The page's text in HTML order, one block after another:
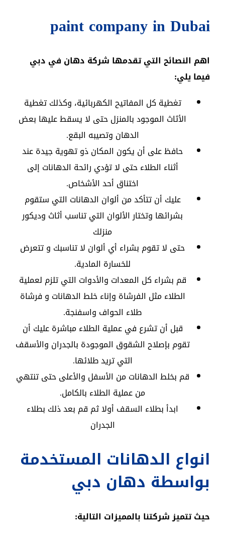
paint company in Dubai
اهم النصائح التي تقدمها شركة دهان في دبي
فيما يلي:
تغطية كل المفاتيح الكهربائية، وكذلك تغطية
الأثاث الموجود بالمنزل حتى لا يسقط عليها بعض
الدهان وتصيبه البقع.
حافظ على أن يكون المكان ذو تهوية جيدة عند
أثناء الطلاء حتى لا تؤدي رائحة الدهانات إلى
اختناق أحد الأشخاص.
عليك أن تتأكد من ألوان الدهانات التي ستقوم
بشرائها وتختار الألوان التي تناسب أثاث وديكور
منزلك
حتى لا تقوم بشراء أي ألوان لا تناسبك و تتعرض
للخسارة المادية.
قم بشراء كل المعدات والأدوات التي تلزم لعملية
الطلاء مثل الفرشاة وإناء خلط الدهانات و فرشاة
طلاء الحواف واسفنجة.
قبل أن تشرع في عملية الطلاء مباشرة عليك أن
تقوم بإصلاح الشقوق الموجودة بالجدران والأسقف
التي تريد طلائها.
قم بخلط الدهانات من الأسفل والأعلى حتى تنتهي
من عملية الطلاء بالكامل.
ابدأ بطلاء السقف أولا ثم قم بعد ذلك بطلاء
الجدران
انواع الدهانات المستخدمة
بواسطة دهان دبي
حيث تتميز شركتنا بالمميزات التالية: